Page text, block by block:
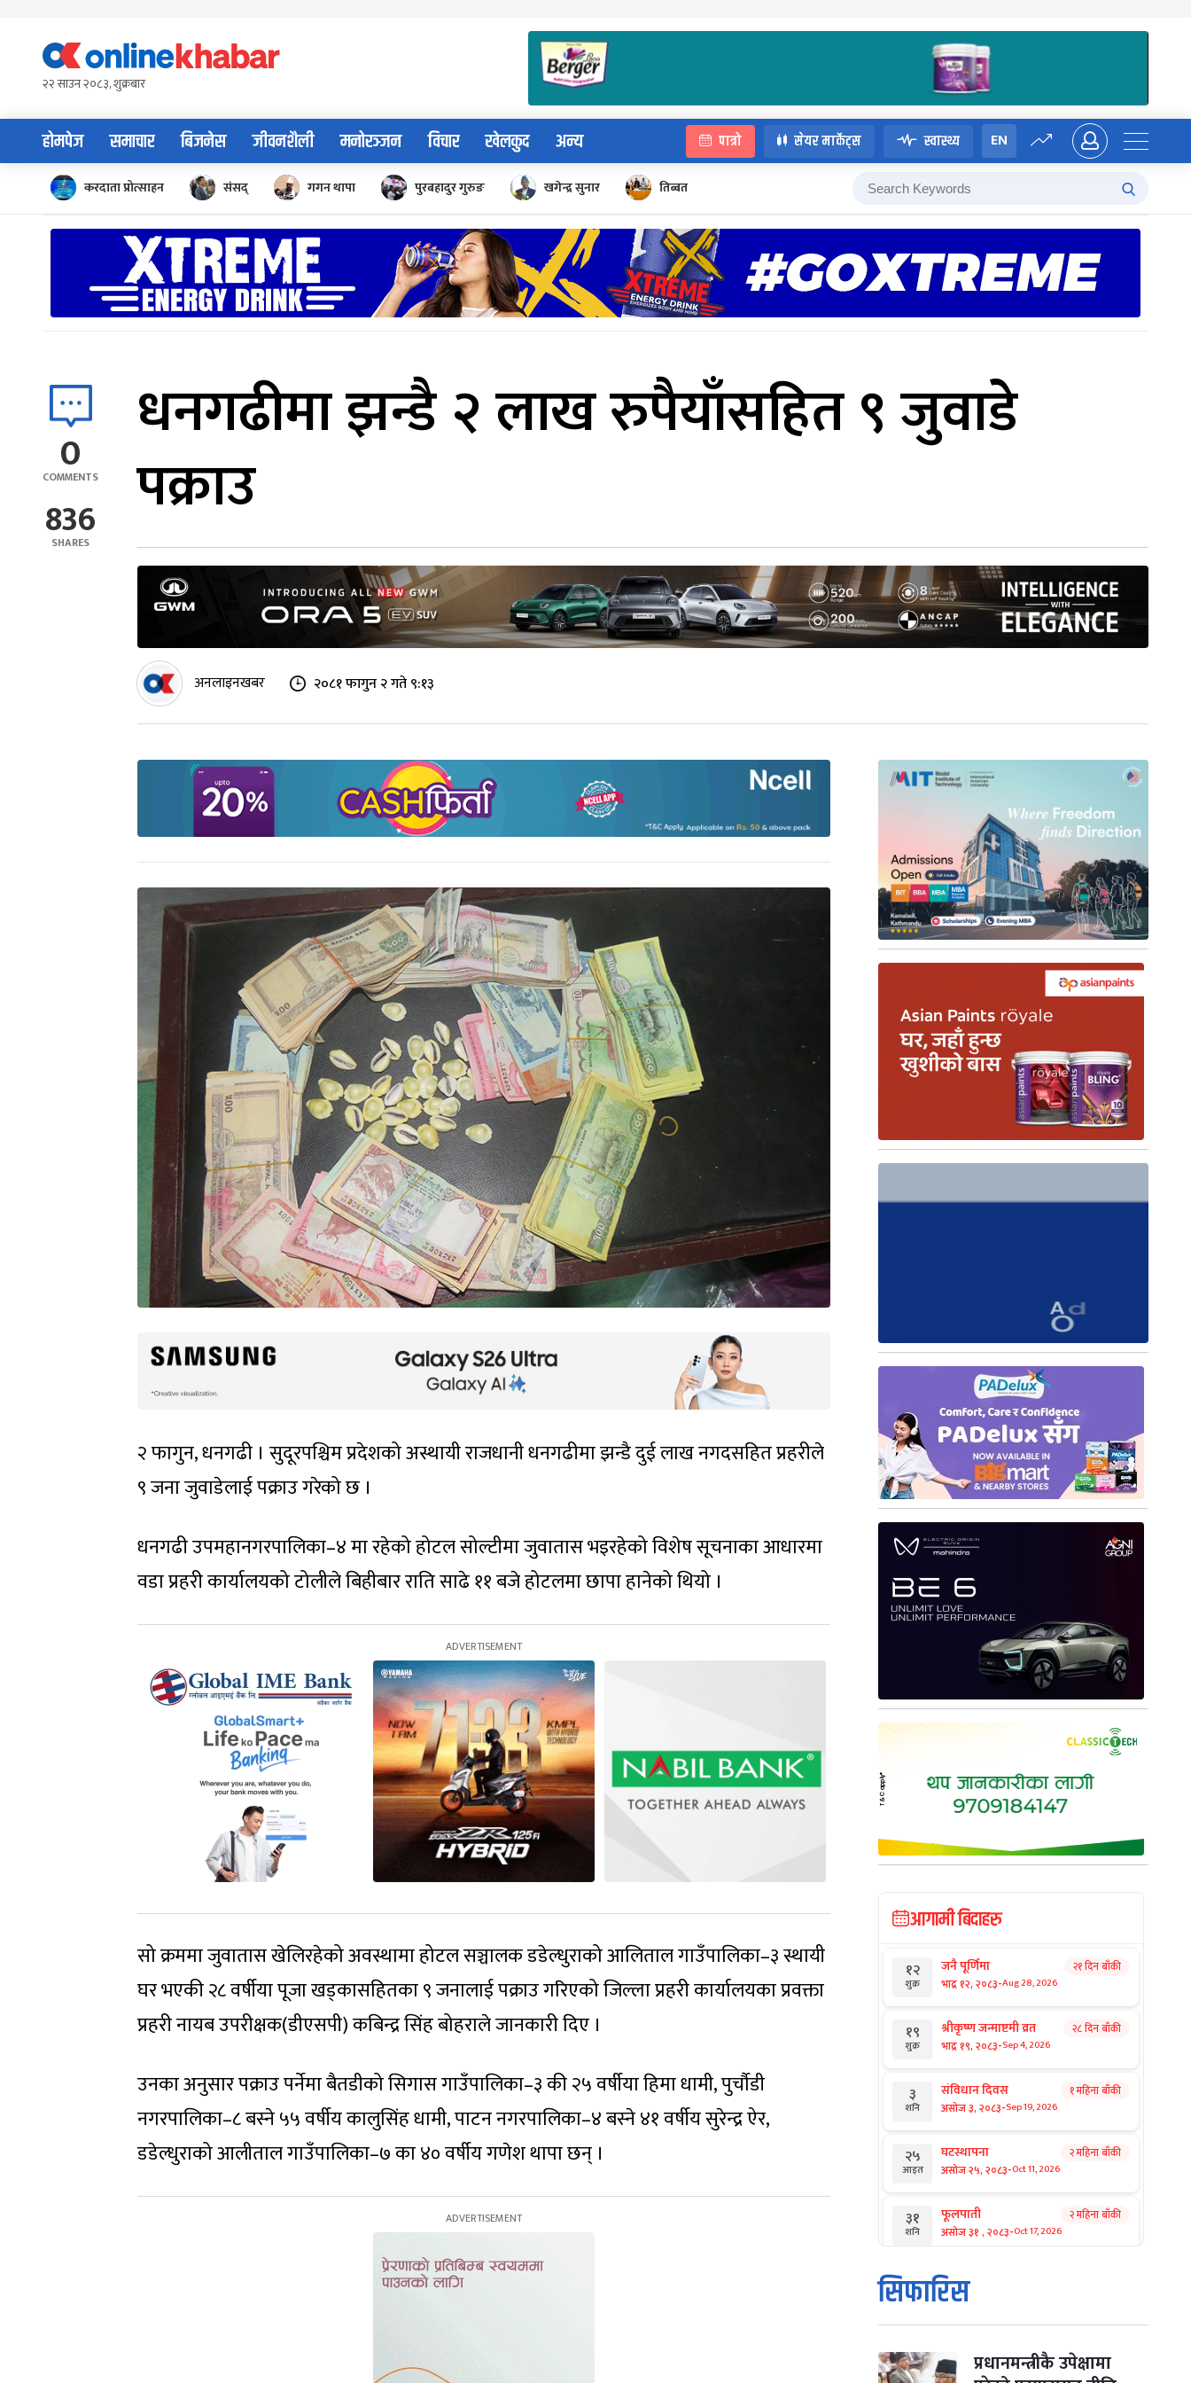
content२२ साउन २०८३, शुक्रबार
होमपेज समाचार बिजनेस जीवनशैली मनोरञ्जन विचार खेलकुद अन्य पात्रो सेयर मार्केट्स स्वास्थ्य EN
करदाता प्रोत्साहन संसद् गगन थापा पुरबहादुर गुरुङ खगेन्द्र सुनार तिब्बत
0
COMMENTS
836
SHARES
धनगढीमा झन्डै २ लाख रुपैयाँसहित ९ जुवाडे
पक्राउ
अनलाइनखबर २०८१ फागुन २ गते ९:१३
२ फागुन, धनगढी । सुदूरपश्चिम प्रदेशको अस्थायी राजधानी धनगढीमा झन्डै दुई लाख नगदसहित प्रहरीले
९ जना जुवाडेलाई पक्राउ गरेको छ ।
धनगढी उपमहानगरपालिका–४ मा रहेको होटल सोल्टीमा जुवातास भइरहेको विशेष सूचनाका आधारमा
वडा प्रहरी कार्यालयको टोलीले बिहीबार राति साढे ११ बजे होटलमा छापा हानेको थियो ।
सो क्रममा जुवातास खेलिरहेको अवस्थामा होटल सञ्चालक डडेल्धुराको आलिताल गाउँपालिका–३ स्थायी
घर भएकी २८ वर्षीया पूजा खड्कासहितका ९ जनालाई पक्राउ गरिएको जिल्ला प्रहरी कार्यालयका प्रवक्ता
प्रहरी नायब उपरीक्षक(डीएसपी) कबिन्द्र सिंह बोहराले जानकारी दिए ।
उनका अनुसार पक्राउ पर्नेमा बैतडीको सिगास गाउँपालिका–३ की २५ वर्षीया हिमा धामी, पुर्चाैडी
नगरपालिका–८ बस्ने ५५ वर्षीय कालुसिंह धामी, पाटन नगरपालिका–४ बस्ने ४१ वर्षीय सुरेन्द्र ऐर,
डडेल्धुराको आलीताल गाउँपालिका–७ का ४० वर्षीय गणेश थापा छन् ।
आगामी बिदाहरु
१२
शुक्र
जनै पूर्णिमा
भाद्र १२, २०८३-Aug 28, 2026
२१ दिन बाँकी
१९
शुक्र
श्रीकृष्ण जन्माष्टमी व्रत
भाद्र १९, २०८३-Sep 4, 2026
२८ दिन बाँकी
३
शनि
संविधान दिवस
असोज ३, २०८३-Sep 19, 2026
१ महिना बाँकी
२५
आइत
घटस्थापना
असोज २५, २०८३-Oct 11, 2026
२ महिना बाँकी
३१
शनि
फूलपाती
असोज ३१ , २०८३-Oct 17, 2026
२ महिना बाँकी
१
आइत
कार्तिक सङ्क्रान्ति
कार्तिक १, २०८३
मंगल कार्तिक ३, २०८३-Oct 20, 2026
सिफारिस
प्रधानमन्त्रीकै उपेक्षामा